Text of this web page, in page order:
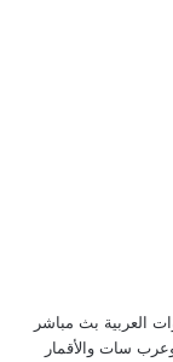
العربية بث مباشر
سات والأقمار